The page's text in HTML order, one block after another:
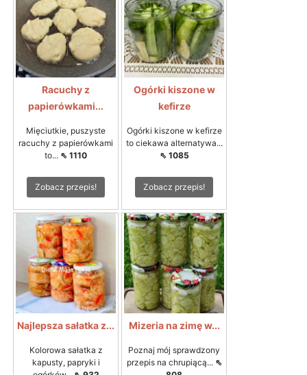
Racuchy z
papierówkami...
Mięciutkie, puszyste
racuchy z papierówkami
to... ⇖ 1110
Zobacz przepis!
Ogórki kiszone w
kefirze
Ogórki kiszone w kefirze
to ciekawa alternatywa...
⇖ 1085
Zobacz przepis!
Najlepsza sałatka z...
Kolorowa sałatka z
kapusty, papryki i
Mizeria na zimę w...
Poznaj mój sprawdzony
przepis na chrupiącą... ⇖